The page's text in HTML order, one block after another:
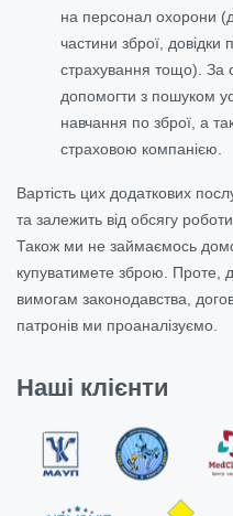
на персонал охорони
частини зброї,
страхування тощо).
допомогти з пошуком
навчання по зброї, а
страховою компанією.
Вартість цих додаткових
та залежить від обсягу
Також ми не займаємось
купуватимете зброю. Проте,
вимогам законодавства,
патронів ми проаналізуємо.
Наші клієнти